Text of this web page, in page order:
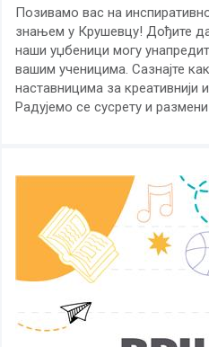
Позивамо вас на
знањем у Крушевцу! Дођите
наши уџбеници могу
вашим ученицима. Сазнајте
наставницима за
Радујемо се сусрету и